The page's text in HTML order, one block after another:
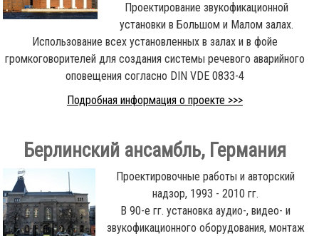
Проектирование звукофикационной
установки в Большом и Малом залах.
Использование всех установленных в залах и в фойе
громкоговорителей для создания системы речевого аварийного
оповещения согласно DIN VDE 0833-4
Подробная информация о проекте >>>
Берлинский ансамбль, Германия
Проектировочные работы и авторский
надзор, 1993 - 2010 гг.
В 90-е гг. установка аудио-, видео- и
звукофикационного оборудования, монтаж